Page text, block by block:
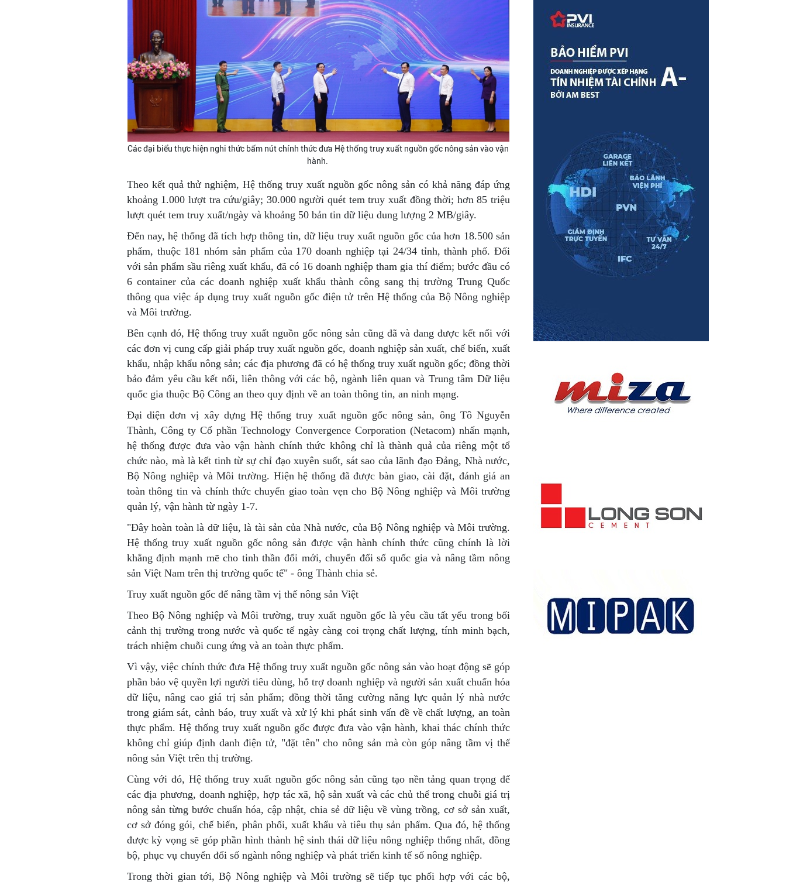
Các đại biểu thực hiện nghi thức bấm nút chính thức đưa Hệ thống truy xuất nguồn gốc nông sản vào vận
hành.
Theo kết quả thử nghiệm, Hệ thống truy xuất nguồn gốc nông sản có khả năng đáp ứng
khoảng 1.000 lượt tra cứu/giây; 30.000 người quét tem truy xuất đồng thời; hơn 85 triệu
lượt quét tem truy xuất/ngày và khoảng 50 bản tin dữ liệu dung lượng 2 MB/giây.
Đến nay, hệ thống đã tích hợp thông tin, dữ liệu truy xuất nguồn gốc của hơn 18.500 sản
phẩm, thuộc 181 nhóm sản phẩm của 170 doanh nghiệp tại 24/34 tỉnh, thành phố. Đối
với sản phẩm sầu riêng xuất khẩu, đã có 16 doanh nghiệp tham gia thí điểm; bước đầu có
6 container của các doanh nghiệp xuất khẩu thành công sang thị trường Trung Quốc
thông qua việc áp dụng truy xuất nguồn gốc điện tử trên Hệ thống của Bộ Nông nghiệp
và Môi trường.
Bên cạnh đó, Hệ thống truy xuất nguồn gốc nông sản cũng đã và đang được kết nối với
các đơn vị cung cấp giải pháp truy xuất nguồn gốc, doanh nghiệp sản xuất, chế biến, xuất
khẩu, nhập khẩu nông sản; các địa phương đã có hệ thống truy xuất nguồn gốc; đồng thời
bảo đảm yêu cầu kết nối, liên thông với các bộ, ngành liên quan và Trung tâm Dữ liệu
quốc gia thuộc Bộ Công an theo quy định về an toàn thông tin, an ninh mạng.
Đại diện đơn vị xây dựng Hệ thống truy xuất nguồn gốc nông sản, ông Tô Nguyễn
Thành, Công ty Cổ phần Technology Convergence Corporation (Netacom) nhấn mạnh,
hệ thống được đưa vào vận hành chính thức không chỉ là thành quả của riêng một tổ
chức nào, mà là kết tinh từ sự chỉ đạo xuyên suốt, sát sao của lãnh đạo Đảng, Nhà nước,
Bộ Nông nghiệp và Môi trường. Hiện hệ thống đã được bàn giao, cài đặt, đánh giá an
toàn thông tin và chính thức chuyển giao toàn vẹn cho Bộ Nông nghiệp và Môi trường
quản lý, vận hành từ ngày 1-7.
"Đây hoàn toàn là dữ liệu, là tài sản của Nhà nước, của Bộ Nông nghiệp và Môi trường.
Hệ thống truy xuất nguồn gốc nông sản được vận hành chính thức cũng chính là lời
khẳng định mạnh mẽ cho tinh thần đổi mới, chuyển đổi số quốc gia và nâng tầm nông
sản Việt Nam trên thị trường quốc tế" - ông Thành chia sẻ.
Truy xuất nguồn gốc để nâng tầm vị thế nông sản Việt
Theo Bộ Nông nghiệp và Môi trường, truy xuất nguồn gốc là yêu cầu tất yếu trong bối
cảnh thị trường trong nước và quốc tế ngày càng coi trọng chất lượng, tính minh bạch,
trách nhiệm chuỗi cung ứng và an toàn thực phẩm.
Vì vậy, việc chính thức đưa Hệ thống truy xuất nguồn gốc nông sản vào hoạt động sẽ góp
phần bảo vệ quyền lợi người tiêu dùng, hỗ trợ doanh nghiệp và người sản xuất chuẩn hóa
dữ liệu, nâng cao giá trị sản phẩm; đồng thời tăng cường năng lực quản lý nhà nước
trong giám sát, cảnh báo, truy xuất và xử lý khi phát sinh vấn đề về chất lượng, an toàn
thực phẩm. Hệ thống truy xuất nguồn gốc được đưa vào vận hành, khai thác chính thức
không chỉ giúp định danh điện tử, "đặt tên" cho nông sản mà còn góp nâng tầm vị thế
nông sản Việt trên thị trường.
Cùng với đó, Hệ thống truy xuất nguồn gốc nông sản cũng tạo nền tảng quan trọng để
các địa phương, doanh nghiệp, hợp tác xã, hộ sản xuất và các chủ thể trong chuỗi giá trị
nông sản từng bước chuẩn hóa, cập nhật, chia sẻ dữ liệu về vùng trồng, cơ sở sản xuất,
cơ sở đóng gói, chế biến, phân phối, xuất khẩu và tiêu thụ sản phẩm. Qua đó, hệ thống
được kỳ vọng sẽ góp phần hình thành hệ sinh thái dữ liệu nông nghiệp thống nhất, đồng
bộ, phục vụ chuyển đổi số ngành nông nghiệp và phát triển kinh tế số nông nghiệp.
Trong thời gian tới, Bộ Nông nghiệp và Môi trường sẽ tiếp tục phối hợp với các bộ,